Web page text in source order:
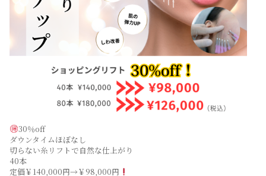
30％off
ダウンタイムほぼなし
切らない糸リフトで自然な仕上がり
40本
定価￥140,000円→￥98,000円